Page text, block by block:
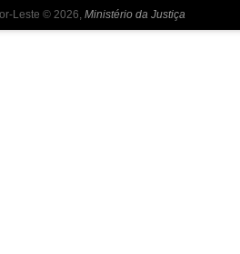
Leste © 2026, Ministério da Justiça